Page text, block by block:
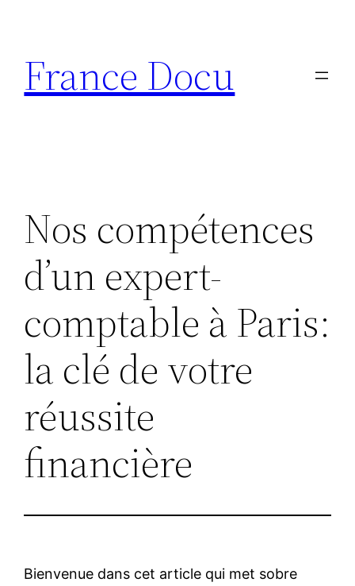
contenu
France Docu
Nos compétences
d’un expert-
comptable à Paris:
la clé de votre
réussite
financière
Bienvenue dans cet article qui met sobre